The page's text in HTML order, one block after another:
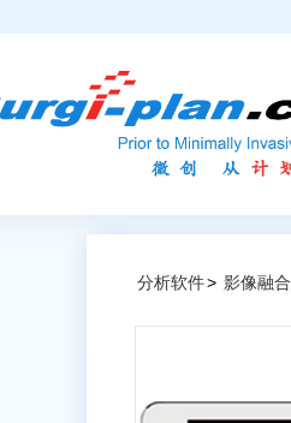
分析软件> 影像融合